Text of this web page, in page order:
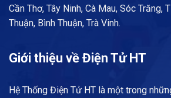
Cần Thơ, Tây Ninh, Cà Mau, Sóc Trăng,
Thuận, Bình Thuận, Trà Vinh.
Giới thiệu về Điện Tử HT
Hệ Thống Điện Tử HT là một trong